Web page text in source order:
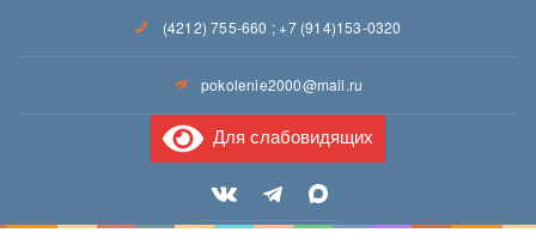
(4212) 755-660 ;+7 (914)153-0320
pokolenie2000@mail.ru
Для слабовидящих